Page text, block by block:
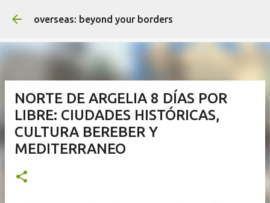
overseas: beyond your borders
NORTE DE ARGELIA 8 DÍAS POR
LIBRE: CIUDADES HISTÓRICAS,
CULTURA BEREBER Y
MEDITERRANEO